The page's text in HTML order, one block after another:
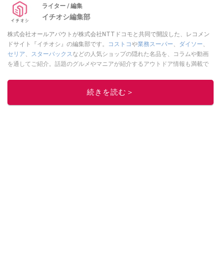
ライター / 編集
イチオシ編集部
株式会社オールアバウトが株式会社NTTドコモと共同で開設した、レコメン
ドサイト『イチオシ』の編集部です。
コストコや業務スーパー、 ダイソー、
セリア、 スターバックスなどの人気ショップの隠れた名品を、コラムや動画
を通してご紹介。話題のグルメやマニアが紹介するアウトドア情報も満載で
レビューしています。毎日トレンド情報をお届けしているので、ぜひ
してください！続きを読む＞